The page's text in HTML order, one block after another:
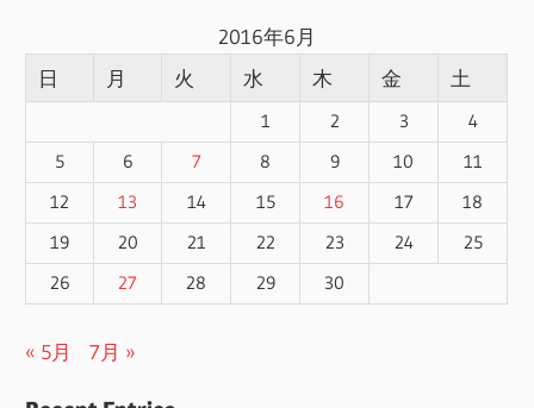
2016年6月
日
月 火 水 木 金 土
1 2 3
4
5
6 7 8 9 10
11
12
13 14 15 16 17
18
19
20 21 22 23 24
25
26
27 28 29 30
« 5月 7月 »